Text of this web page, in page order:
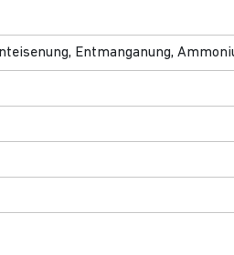
Entmanganung,